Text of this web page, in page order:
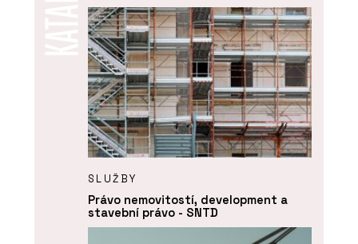
SLUŽBY
Právo nemovitostí, development a
stavební právo - SNTD